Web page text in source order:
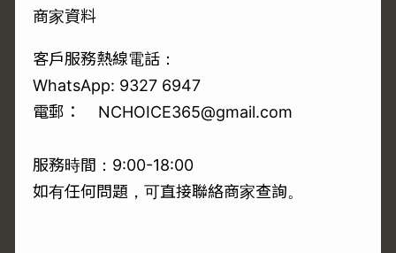
商家資料
客戶服務熱線電話：
WhatsApp: 9327 6947
電郵： NCHOICE365@gmail.com
服務時間：9:00-18:00
如有任何問題，可直接聯絡商家查詢。